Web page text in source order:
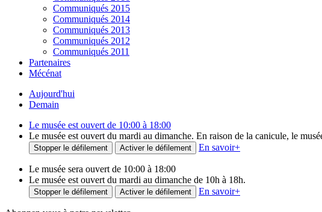
Communiqués 2015
Communiqués 2014
Communiqués 2013
Communiqués 2012
Communiqués 2011
Partenaires
Mécénat
Aujourd'hui
Demain
Le musée est ouvert de 10:00 à 18:00
Le musée est ouvert du mardi au dimanche. En raison de la canicule, le
Stopper le défilement Activer le défilement En savoir+
Le musée sera ouvert de 10:00 à 18:00
Le musée est ouvert du mardi au dimanche de 10h à 18h.
Stopper le défilement Activer le défilement En savoir+